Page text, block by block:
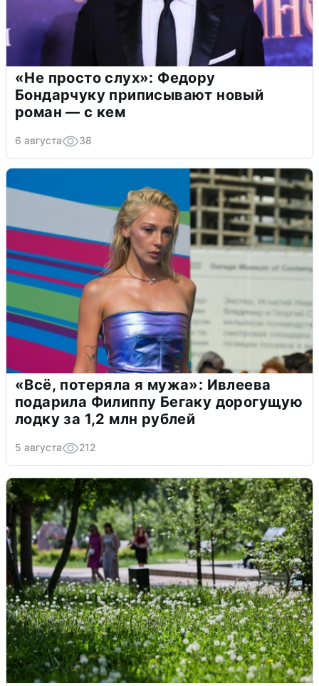
«Не просто слух»: Федору
Бондарчуку приписывают новый
роман — с кем
6 августа 38
«Всё, потеряла я мужа»: Ивлеева
подарила Филиппу Бегаку дорогущую
лодку за 1,2 млн рублей
5 августа 212